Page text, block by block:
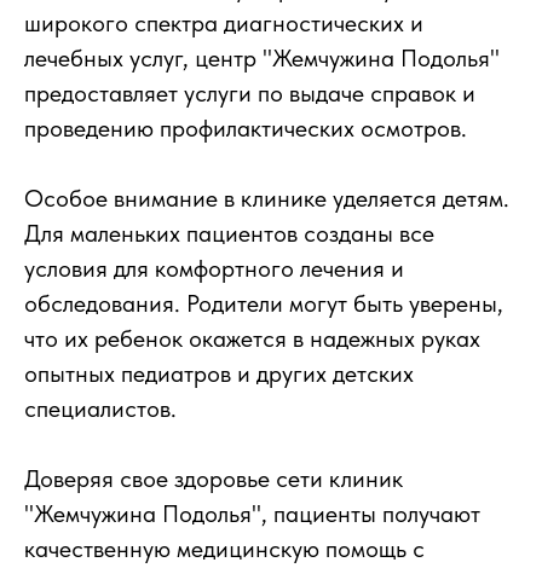
широкого спектра диагностических и
лечебных услуг, центр "Жемчужина Подолья"
предоставляет услуги по выдаче справок и
проведению профилактических осмотров.
Особое внимание в клинике уделяется детям.
Для маленьких пациентов созданы все
условия для комфортного лечения и
обследования. Родители могут быть уверены,
что их ребенок окажется в надежных руках
опытных педиатров и других детских
специалистов.
Доверяя свое здоровье сети клиник
"Жемчужина Подолья", пациенты получают
качественную медицинскую помощь с